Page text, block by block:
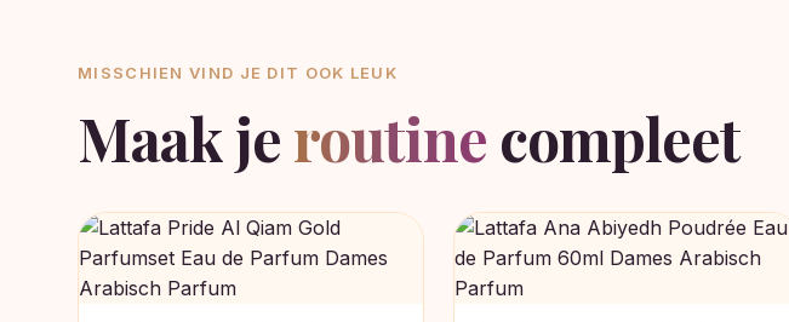
MISSCHIEN VIND JE DIT OOK LEUK
Maak jeroutine compleet